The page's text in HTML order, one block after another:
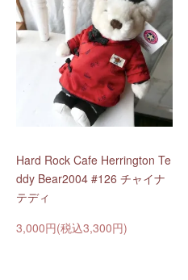
Hard Rock Cafe Herrington Te
ddy Bear2004 #126 チャイナ
テディ
3,000円(税込3,300円)